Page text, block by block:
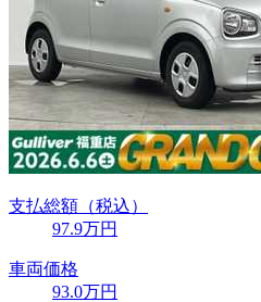
支払総額 （税込）
97.9万円
車両価格
93.0万円